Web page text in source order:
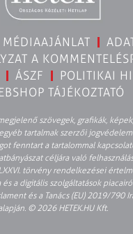
MÉDIAAJÁNLAT
A
ÁSZF
POLITIKAI
TÁJÉKOZTATÓ
szövegek, grafikák,
tartalmak szerzői
fenntart a tartalommal
céljára való
törvény rendelkezései
és a digitális szolgáltatások
és a Tanács (EU) 2019/790
© 2026 HETEK.HU Kft.